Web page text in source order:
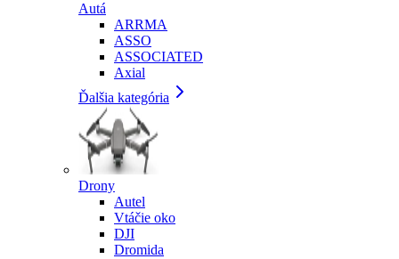
Autá
ARRMA
ASSO
ASSOCIATED
Axial
Ďalšia kategória
Drony
Autel
Vtáčie oko
DJI
Dromida